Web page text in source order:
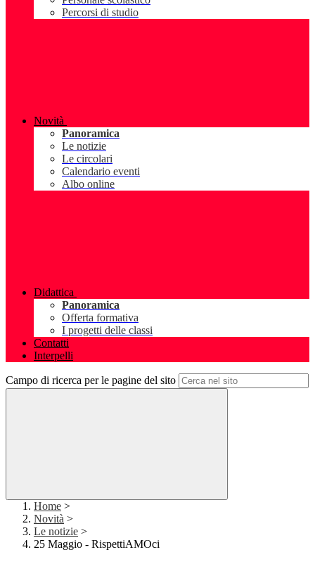
Percorsi di studio
Novità
Panoramica
Le notizie
Le circolari
Calendario eventi
Albo online
Didattica
Panoramica
Offerta formativa
I progetti delle classi
Contatti
Interpelli
Campo di ricerca per le pagine del sito
Home >
Novità >
Le notizie >
25 Maggio - RispettiAMOci